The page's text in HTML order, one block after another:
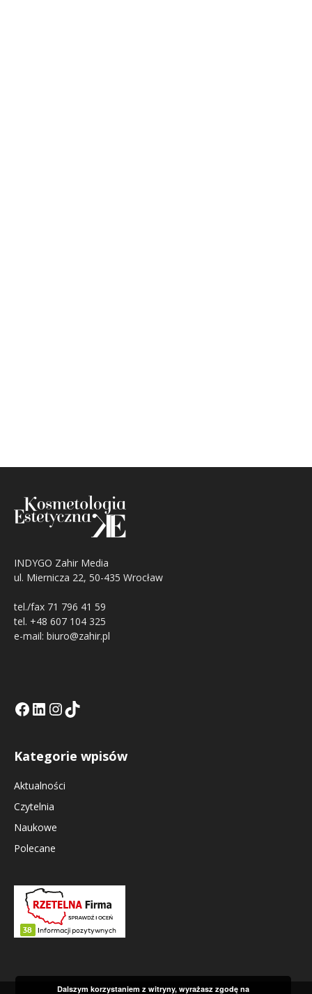
INDYGO Zahir Media
ul. Miernicza 22, 50-435 Wrocław
tel./fax 71 796 41 59
tel. +48 607 104 325
e-mail: biuro@zahir.pl
Facebook
LinkedIn
Tik Tok KEInstagramm KE
Kategorie wpisów
Aktualności
Czytelnia
Naukowe
Polecane
Dalszym korzystaniem z witryny, wyrażasz zgodę na